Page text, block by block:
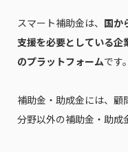
スマート補助金は、 国か
支援を必要としている
のプラットフォームです。
補助金・助成金には、
分野以外の補助金・助成